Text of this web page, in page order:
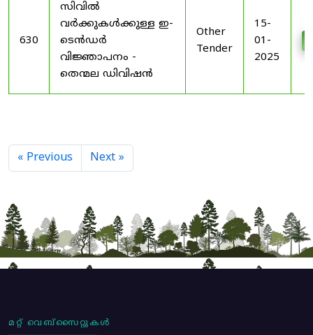
630
സിവിൽ
വർക്കുകൾക്കുള്ള ഇ-
ടെൻഡർ
വിജ്ഞാപനം -
തെന്മല ഡിവിഷൻ
Other
Tender
15-
01-
2025
« Previous Next »
മറ്റ് വെബ്സൈറ്റുകൾ